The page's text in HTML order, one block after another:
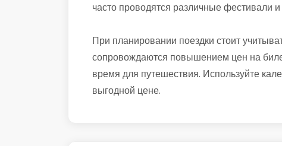
часто проводятся различные фестивали
При планировании поездки стоит
сопровождаются повышением цен на
время для путешествия. Используйте
выгодной цене.